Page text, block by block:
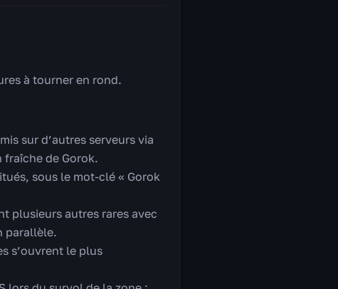
à tourner en rond.
sur d’autres serveurs via
de Gorok.
sous le mot-clé « Gorok
plusieurs autres rares avec
parallèle.
s’ouvrent le plus